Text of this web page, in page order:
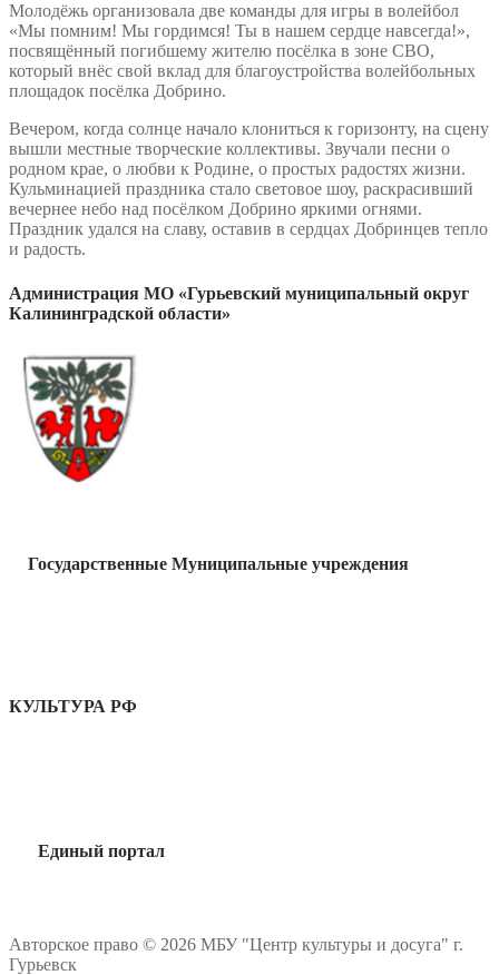
Молодёжь организовала две команды для игры в волейбол
«Мы помним! Мы гордимся! Ты в нашем сердце навсегда!»,
посвящённый погибшему жителю посёлка в зоне СВО,
который внёс свой вклад для благоустройства волейбольных
площадок посёлка Добрино.
Вечером, когда солнце начало клониться к горизонту, на сцену
вышли местные творческие коллективы. Звучали песни о
родном крае, о любви к Родине, о простых радостях жизни.
Кульминацией праздника стало световое шоу, раскрасивший
вечернее небо над посёлком Добрино яркими огнями.
Праздник удался на славу, оставив в сердцах Добринцев тепло
и радость.
Администрация МО «Гурьевский муниципальный округ
Калининградской области»
Государственные Муниципальные учреждения
КУЛЬТУРА РФ
Единый портал
Авторское право © 2026 МБУ "Центр культуры и досуга" г.
Гурьевск